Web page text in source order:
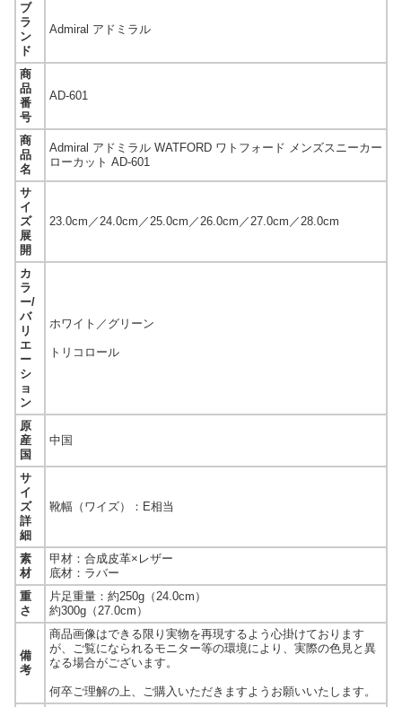
ブ
ラ
ン
ド
Admiral アドミラル
商
品
番
号
AD-601
商
品
名
Admiral アドミラル WATFORD ワトフォード メンズスニーカー
ローカット AD-601
サ
イ
ズ
展
開
23.0cm／24.0cm／25.0cm／26.0cm／27.0cm／28.0cm
カ
ラ
ー/
バ
リ
エ
ー
シ
ョ
ン
ホワイト／グリーン
トリコロール
原
産
国
中国
サ
イ
ズ
詳
細
靴幅（ワイズ）：E相当
素
材
甲材：合成皮革×レザー
底材：ラバー
重
さ
片足重量：約250g（24.0cm）
約300g（27.0cm）
備
考
商品画像はできる限り実物を再現するよう心掛けております
が、ご覧になられるモニター等の環境により、実際の色見と異
なる場合がございます。
何卒ご理解の上、ご購入いただきますようお願いいたします。